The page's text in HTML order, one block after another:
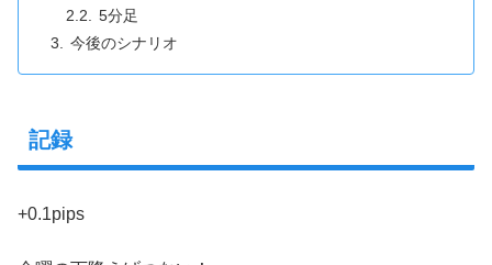
5分足
今後のシナリオ
記録
+0.1pips